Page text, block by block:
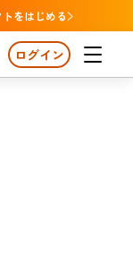
をはじめる
額が多い
数が多い
近い
ログイン